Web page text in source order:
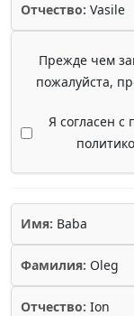
Отчество: Vasile
Прежде чем
пожалуйста,
Я согласен с
Имя: Baba
Фамилия: Oleg
Отчество: Ion